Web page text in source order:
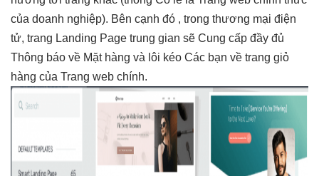
của doanh nghiệp). Bên cạnh đó , trong thương mại điện
tử, trang Landing Page trung gian sẽ Cung cấp đầy đủ
Thông báo về Mặt hàng và lôi kéo Các bạn về trang giỏ
hàng của Trang web chính.